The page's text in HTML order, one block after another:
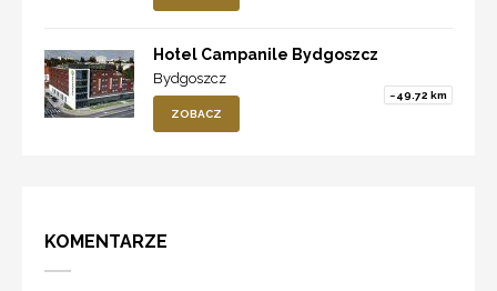
Hotel Campanile Bydgoszcz
Bydgoszcz
~49.72 km
ZOBACZ
KOMENTARZE